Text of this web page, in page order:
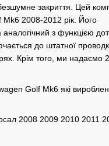
закриття. Цей
Mk6 2008-2012 рік. Його
з функцією
до штатної
Крім того, ми надаємо
Golf Mk6 які
2008 2009 2010 2011